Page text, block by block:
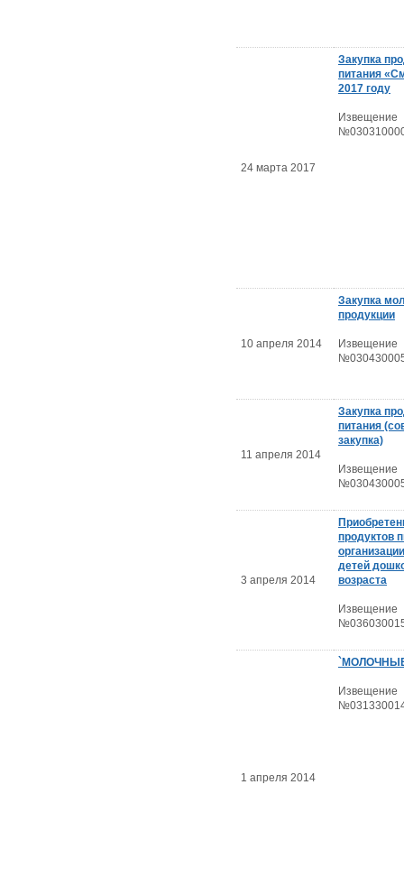
24 марта 2017
Закупка
питания
2017 году
Извещение
10 апреля 2014
Закупка
продукции
Извещение
11 апреля 2014
Закупка
питания
закупка)
Извещение
3 апреля 2014
продуктов
детей
возраста
Извещение
1 апреля 2014
Извещение